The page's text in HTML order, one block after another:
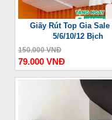
Giấy Rút Top Gia Sale
5/6/10/12 Bịch
150.000 VNĐ
79.000 VNĐ